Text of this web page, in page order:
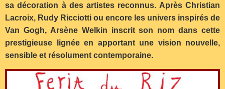
sa décoration à des artistes reconnus. Après Christian
Lacroix, Rudy Ricciotti ou encore les univers inspirés de
Van Gogh, Arsène Welkin inscrit son nom dans cette
prestigieuse lignée en apportant une vision nouvelle,
sensible et résolument contemporaine.